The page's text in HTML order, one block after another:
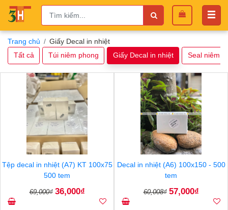
Trang chủ
Giấy Decal in nhiệt
Tất cả
Túi niêm phong Giấy Decal in nhiệt Seal niêm
Tệp decal in nhiệt (A7) KT 100x75
500 tem
69,000₫ 36,000₫
Decal in nhiệt (A6) 100x150 - 500
tem
60,008₫ 57,000₫